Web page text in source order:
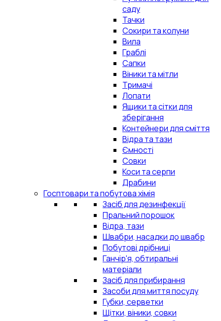
саду
Тачки
Сокири та колуни
Вила
Граблі
Сапки
Віники та мітли
Тримачі
Лопати
Ящики та сітки для
зберігання
Контейнери для сміття
Відра та тази
Ємності
Совки
Коси та серпи
Драбини
Госптовари та побутова хімія
Засіб для дезинфекції
Пральний порошок
Відра, тази
Швабри, насадки до швабр
Побутові дрібниці
Ганчір'я, обтиральні
матеріали
Засіб для прибирання
Засоби для миття посуду
Губки, серветки
Щітки, віники, совки